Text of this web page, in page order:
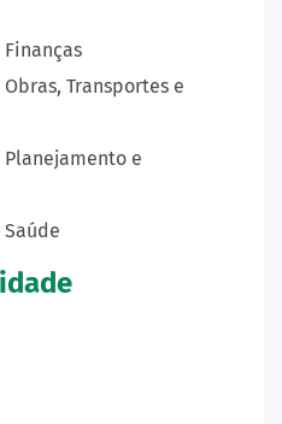
Transportes e
e